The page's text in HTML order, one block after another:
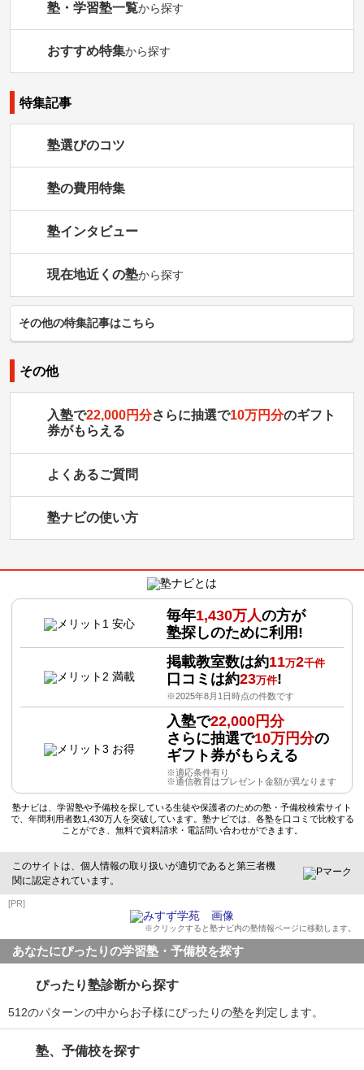
塾・学習塾一覧から探す
おすすめ特集から探す
特集記事
塾選びのコツ
塾の費用特集
塾インタビュー
現在地近くの塾から探す
その他の特集記事はこちら
その他
入塾で22,000円分さらに抽選で10万円分のギフト
券がもらえる
よくあるご質問
塾ナビの使い方
毎年1,430万人の方が
塾探しのために利用!
掲載教室数は約11万2千件
口コミは約23万件!
※2025年8月1日時点の件数です
入塾で22,000円分
さらに抽選で10万円分の
ギフト券がもらえる
※適応条件有り
※通信教育はプレゼント金額が異なります
塾ナビは、学習塾や予備校を探している生徒や保護者のための塾・予備校検索サイト
で、年間利用者数1,430万人を突破しています。塾ナビでは、各塾を口コミで比較する
ことができ、無料で資料請求・電話問い合わせができます。
このサイトは、個人情報の取り扱いが適切であると第三者機
関に認定されています。
[PR]
※クリックすると塾ナビ内の塾情報ページに移動します。
あなたにぴったりの学習塾・予備校を探す
ぴったり塾診断から探す
512のパターンの中からお子様にぴったりの塾を判定します。
塾、予備校を探す